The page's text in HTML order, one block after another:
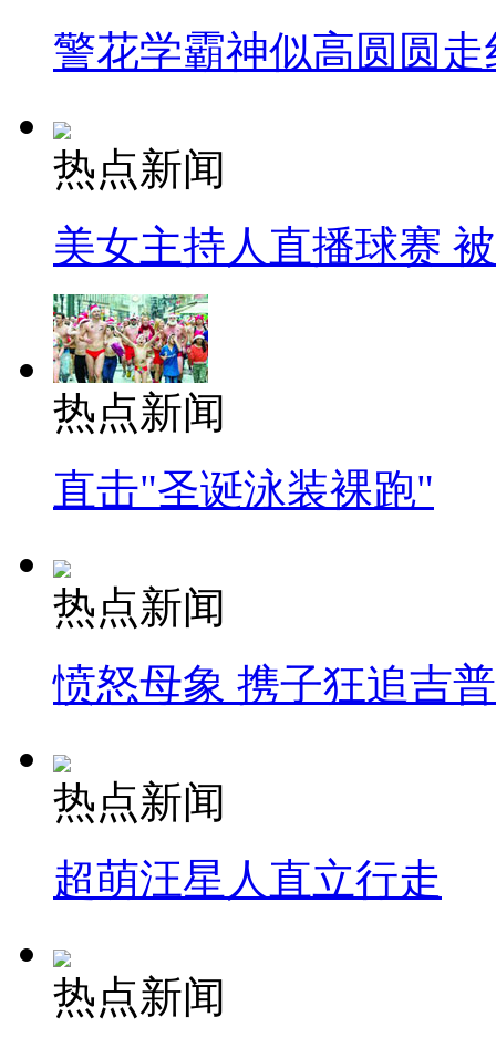
警花学霸神似高圆圆走
热点新闻
美女主持人直播球赛
热点新闻
直击"圣诞泳装裸跑"
热点新闻
愤怒母象 携子狂追吉
热点新闻
超萌汪星人直立行走
热点新闻